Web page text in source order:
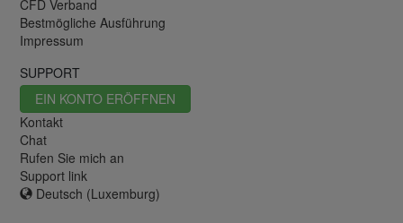
CFD Verband
Bestmögliche Ausführung
Impressum
SUPPORT
EIN KONTO ERÖFFNEN
Kontakt
Chat
Rufen Sie mich an
Support link
Deutsch (Luxemburg)